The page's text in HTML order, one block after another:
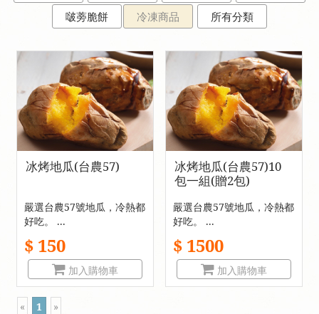
啵蒡脆餅
冷凍商品 所有分類
冰烤地瓜(台農57)
嚴選台農57號地瓜，冷熱都
好吃。 ...
$ 150
加入購物車
冰烤地瓜(台農57)10
包一組(贈2包)
嚴選台農57號地瓜，冷熱都
好吃。 ...
$ 1500
加入購物車
« 1 »